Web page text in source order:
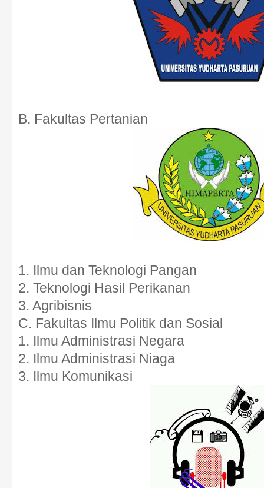
B. Fakultas Pertanian
1. Ilmu dan Teknologi Pangan
2. Teknologi Hasil Perikanan
3. Agribisnis
C. Fakultas Ilmu Politik dan Sosial
1. Ilmu Administrasi Negara
2. Ilmu Administrasi Niaga
3. Ilmu Komunikasi